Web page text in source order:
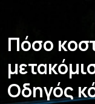
Πόσο
Οδηγός